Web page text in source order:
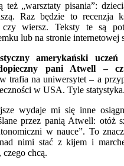
też „warsztaty pisania”:
Raz będzie to recenzja
czy wiersz. Teksty te są
lub na stronie internetowej
amerykański
pani Atwell –
trafia na uniwersytet – a
w USA. Tyle statystyka.
wydaje mi się inne
przez panią Atwell: otóż
w nauce”. To
nimi stać z kijem i
czego chcą.